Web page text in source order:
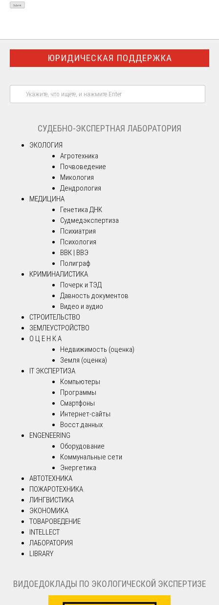
ЮРИДИЧЕСКАЯ ПОДДЕРЖКА
СУДЕБНО-ЭКСПЕРТНАЯ ЛАБОРАТОРИЯ
ЭКОЛОГИЯ
Агротехника
Почвоведение
Микология
Дендрология
МЕДИЦИНА
Генетика ДНК
Судмедэкспертиза
Психиатрия
Психология
ВВК | ВВЭ
Полиграф
КРИМИНАЛИСТИКА
Почерк и ТЭД
Давность документов
Видео и аудио
СТРОИТЕЛЬСТВО
ЗЕМЛЕУСТРОЙСТВО
О Ц Е Н К А
Недвижимость (оценка)
Земля (оценка)
IT ЭКСПЕРТИЗА
Компьютеры
Программы
Смартфоны
Интернет-сайты
Восст.данных
ENGENEERING
Оборудование
Коммунальные сети
Энергетика
АВТОТЕХНИКА
ПОЖАРОТЕХНИКА
ЛИНГВИСТИКА
ЭКОНОМИКА
ТОВАРОВЕДЕНИЕ
INTELLECT
ЛАБОРАТОРИЯ
LIBRARY
ВИДОЕДОКЛАДЫ ПО ЭКОЛОГИЧЕСКОЙ ЭКСПЕРТИЗЕ